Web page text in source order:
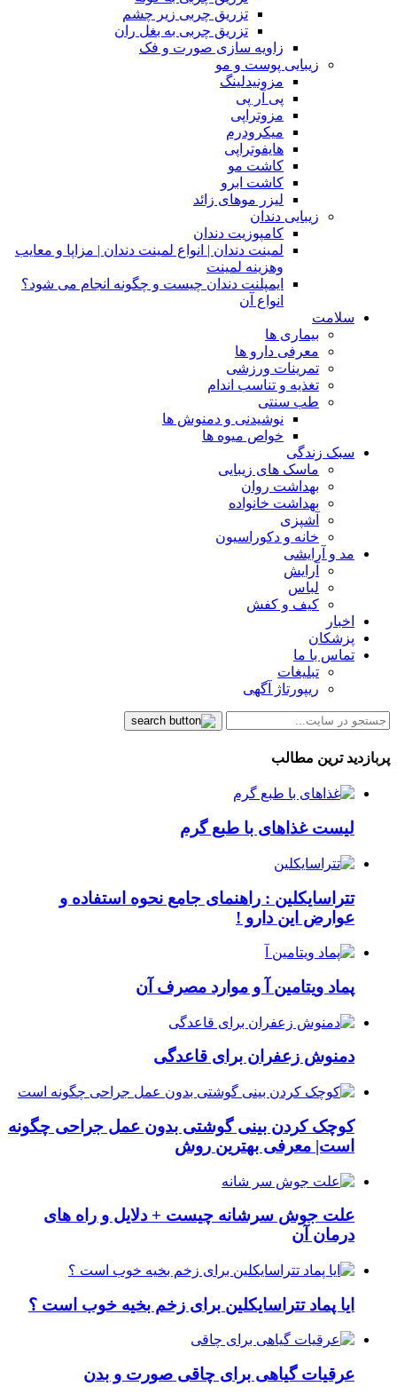
تزریق چربی زیر چشم
تزریق چربی به بغل ران
زاویه سازی صورت و فک
زیبایی پوست و مو
مزونیدلینگ
پی آر پی
مزوتراپی
میکرودرم
هایفوتراپی
کاشت مو
کاشت ابرو
لیزر موهای زائد
زیبایی دندان
کامپوزیت دندان
لمینت دندان | انواع لمینت دندان | مزاپا و معایب
وهزینه لمینت
ایمپلنت دندان چیست و چگونه انجام می شود؟
انواع آن
سلامت
بیماری ها
معرفی دارو ها
تمرینات ورزشی
تغذیه و تناسب اندام
طب سنتی
نوشیدنی و دمنوش ها
خواص میوه ها
سبک زندگی
ماسک های زیبایی
بهداشت روان
بهداشت خانواده
آشپزی
خانه و دکوراسیون
مد و آرایشی
آرایش
لباس
کیف و کفش
اخبار
پزشکان
تماس با ما
تبلیغات
ریپورتاژ آگهی
پربازدید ترین مطالب
لیست غذاهای با طبع گرم
تتراسایکلین : راهنمای جامع نحوه استفاده و
عوارض این دارو !
پماد ویتامین آ و موارد مصرف آن
دمنوش زعفران برای قاعدگی
کوچک کردن بینی گوشتی بدون عمل جراحی چگونه
است| معرفی بهترین روش
علت جوش سرشانه چیست + دلایل و راه های
درمان آن
ایا پماد تتراسایکلین برای زخم بخیه خوب است ؟
عرقیات گیاهی برای چاقی صورت و بدن